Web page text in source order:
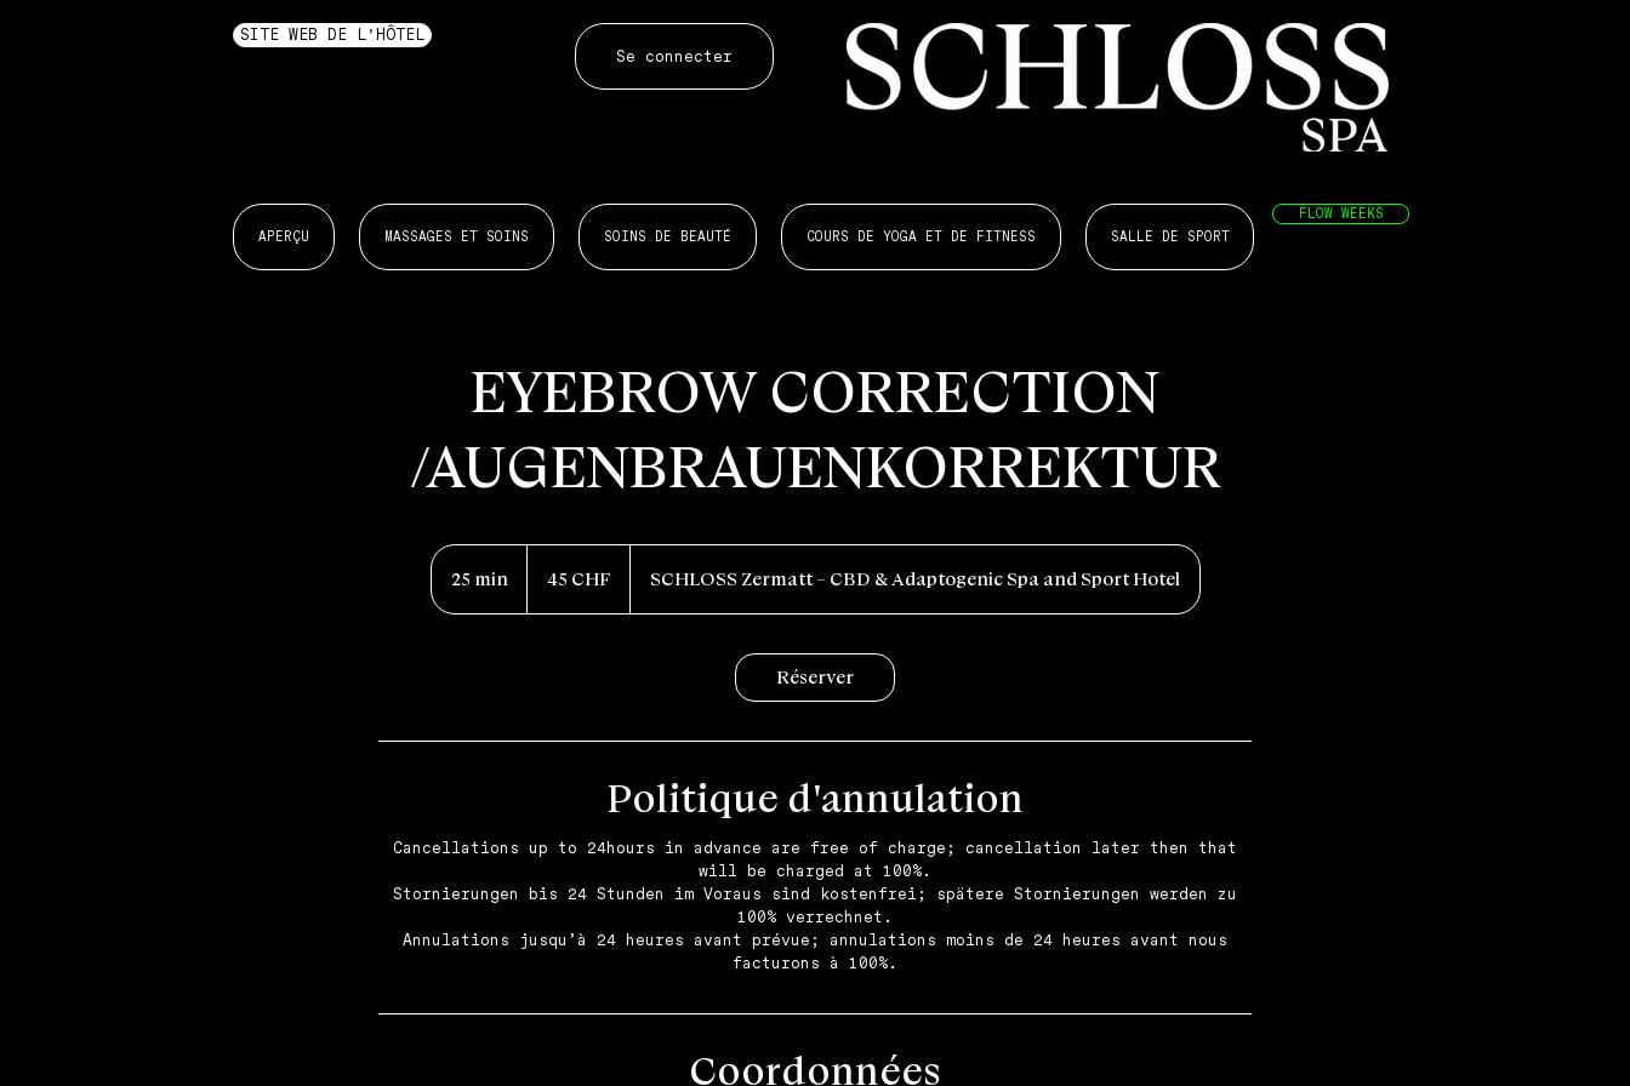
SITE WEB DE L'HÔTEL
Se connecter
APERÇU MASSAGES ET SOINS SOINS DE BEAUTÉ COURS DE YOGA ET DE FITNESS SALLE DE SPORT
FLOW WEEKS
EYEBROW CORRECTION
/AUGENBRAUENKORREKTUR
25 min2
5
suisses
45 CHF SCHLOSS Zermatt – CBD & Adaptogenic Spa and Sport Hotel
Réserver
Politique d'annulation
Cancellations up to 24hours in advance are free of charge; cancellation later then that
will be charged at 100%.
Stornierungen bis 24 Stunden im Voraus sind kostenfrei; spätere Stornierungen werden zu
100% verrechnet.
Annulations jusqu’à 24 heures avant prévue; annulations moins de 24 heures avant nous
Coordonnées